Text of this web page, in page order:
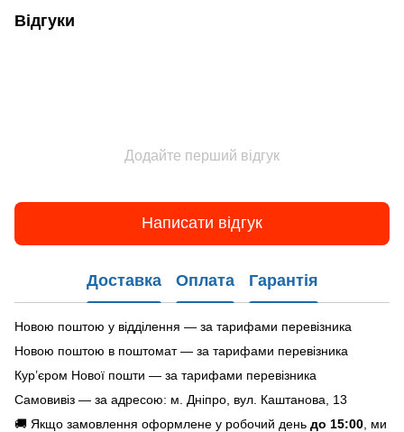
Відгуки
Додайте перший відгук
Написати відгук
Доставка Оплата Гарантія
Новою поштою у відділення — за тарифами перевізника
Новою поштою в поштомат — за тарифами перевізника
Кур’єром Нової пошти — за тарифами перевізника
Самовивіз — за адресою: м. Дніпро, вул. Каштанова, 13
🚚 Якщо замовлення оформлене у робочий день до 15:00 , ми